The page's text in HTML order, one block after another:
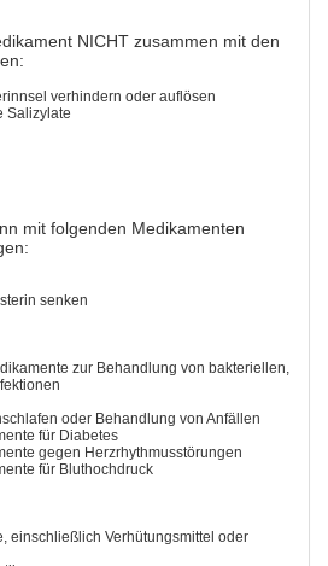
NICHT zusammen mit den
verhindern oder auflösen
Salizylate
mit folgenden Medikamenten
senken
zur Behandlung von bakteriellen,
oder Behandlung von Anfällen
für Diabetes
gegen Herzrhythmusstörungen
für Bluthochdruck
einschließlich Verhütungsmittel oder